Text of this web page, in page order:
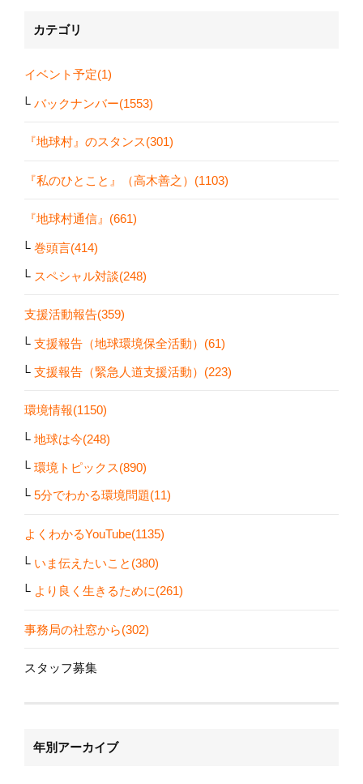
カテゴリ
イベント予定(1)
バックナンバー(1553)
『地球村』のスタンス(301)
『私のひとこと』（高木善之）(1103)
『地球村通信』(661)
巻頭言(414)
スペシャル対談(248)
支援活動報告(359)
支援報告（地球環境保全活動）(61)
支援報告（緊急人道支援活動）(223)
環境情報(1150)
地球は今(248)
環境トピックス(890)
5分でわかる環境問題(11)
よくわかるYouTube(1135)
いま伝えたいこと(380)
より良く生きるために(261)
事務局の社窓から(302)
スタッフ募集
年別アーカイブ